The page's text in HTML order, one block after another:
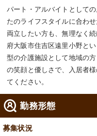
パート・アルバイトとして
たのライフスタイルに合わ
両立したい方も、無理なく
府大阪市住吉区遠里小野と
型の介護施設として地域の
の笑顔と優しさで、入居者
てください。
勤務形態
募集状況